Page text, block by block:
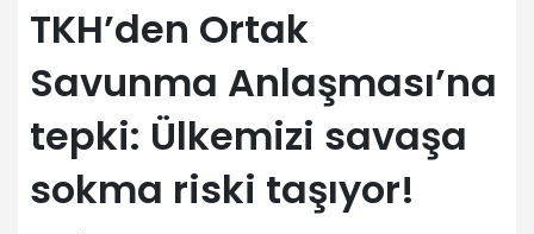
TKH’den Ortak
Savunma Anlaşması’na
tepki: Ülkemizi savaşa
sokma riski taşıyor!